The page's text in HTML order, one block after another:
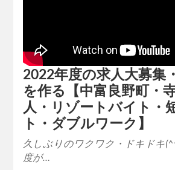
2022年度の求人大募集
を作る【中富良野町・
人・リゾートバイト・
ト・ダブルワーク】
久しぶりのワクワク・ドキドキ
度が…